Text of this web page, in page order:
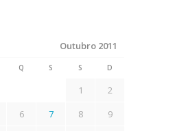
Outubro 2011
Q S S D
1
2
6 7 8
9